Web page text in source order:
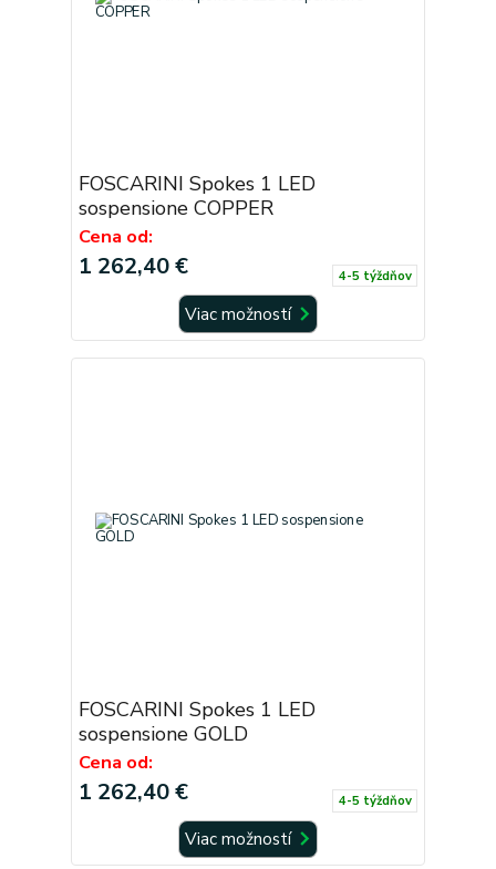
FOSCARINI Spokes 1 LED
sospensione COPPER
Cena od:
1 262,40 € 4-5 týždňov
Viac možností
FOSCARINI Spokes 1 LED
sospensione GOLD
Cena od:
1 262,40 € 4-5 týždňov
Viac možností